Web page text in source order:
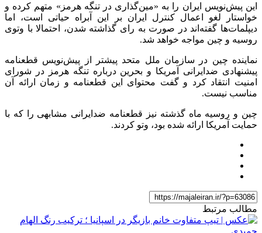
این پیش‌نویس ایران را به «مین‌گذاری در تنگه هرمز» متهم کرده و
خواستار لغو اعمال کنترل ایران بر این آبراه حیاتی است، اما
دیپلمات‌ها گفته‌اند در صورت به رای گذاشته شدن، احتمالا با وتوی
روسیه و چین مواجه خواهد شد.
نماینده چین در سازمان ملل متحد پیشتر از پیش‌نویس قطعنامه
پیشنهادی ضدایرانی آمریکا و بحرین درباره تنگه هرمز در شورای
امنیت انتقاد کرد و گفت محتوای این قطعنامه و زمان ارائه آن
مناسب نیست.
چین و روسیه ماه گذشته نیز قطعنامه ضدایرانی مشابهی را که با
حمایت آمریکا ارائه شده بود، وتو کردند.
مطالب مرتبط